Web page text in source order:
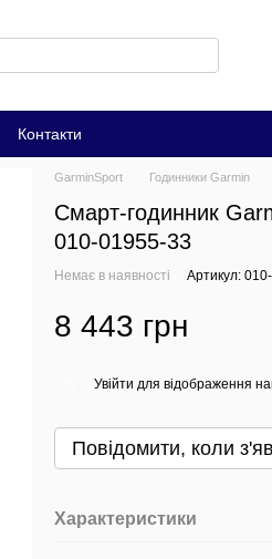
Контакти
GarminSport Годинники Garmin
Смарт-годинник
010-01955-33
Немає в наявності Артикул:
8 443 грн
Увійти для відображення
Повідомити, коли
Характеристики